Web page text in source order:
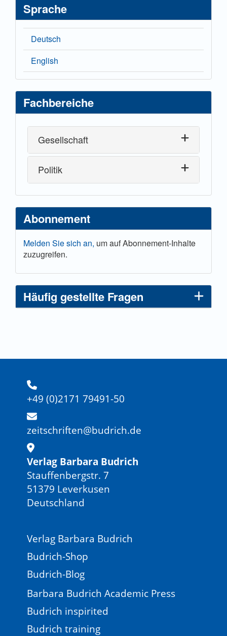
Sprache
Deutsch
English
Fachbereiche
Gesellschaft
Politik
Abonnement
Melden Sie sich an, um auf Abonnement-Inhalte
zuzugreifen.
Häufig gestellte Fragen
+49 (0)2171 79491-50
zeitschriften@budrich.de
Verlag Barbara Budrich
Stauffenbergstr. 7
51379 Leverkusen
Deutschland
Verlag Barbara Budrich
Budrich-Shop
Budrich-Blog
Barbara Budrich Academic Press
Budrich inspirited
Budrich training